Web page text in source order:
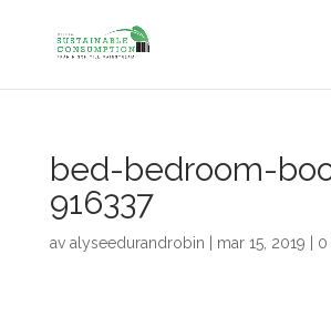
bed-bedroom-
916337
av alyseedurandrobin mar 15, 2019 0